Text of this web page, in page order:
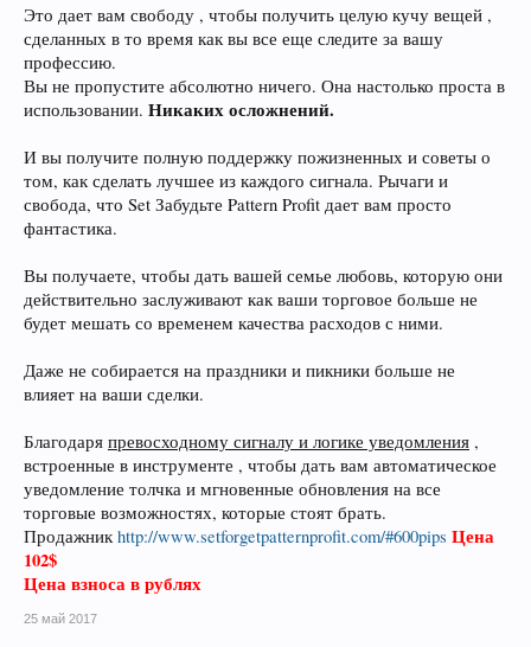
Это дает вам свободу , чтобы получить целую кучу вещей ,
сделанных в то время как вы все еще следите за вашу
профессию.
Вы не пропустите абсолютно ничего. Она настолько проста в
использовании. Никаких осложнений.
И вы получите полную поддержку пожизненных и советы о
том, как сделать лучшее из каждого сигнала. Рычаги и
свобода, что Set Забудьте Pattern Profit дает вам просто
фантастика.
Вы получаете, чтобы дать вашей семье любовь, которую они
действительно заслуживают как ваши торговое больше не
будет мешать со временем качества расходов с ними.
Даже не собирается на праздники и пикники больше не
влияет на ваши сделки.
Благодаря превосходному сигналу и логике уведомления ,
встроенные в инструменте , чтобы дать вам автоматическое
уведомление толчка и мгновенные обновления на все
торговые возможностях, которые стоят брать.
Продажникhttp://www.setforgetpatternprofit.com/#600pips Цена
102$
Цена взноса в рублях
25 май 2017